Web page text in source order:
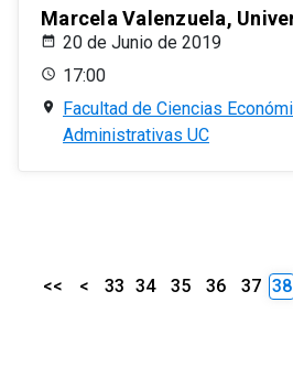
Marcela Valenzuela,
20 de Junio de 2019
17:00
Facultad de Ciencias
Administrativas UC
<< < 33 34 35 36 37 38